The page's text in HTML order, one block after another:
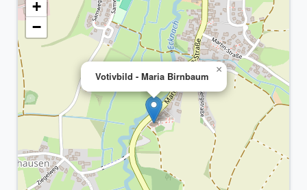
Votivbild - Maria Birnbaum
×
+
−